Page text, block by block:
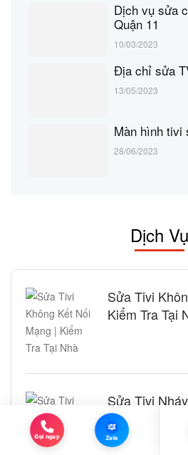
Dịch vụ sửa
Quận 11
10/03/2023
Địa chỉ sửa
13/05/2023
Màn hình tivi
28/06/2023
Dịch Vụ
Sửa Tivi
Kiểm Tra Tại
Sửa Tivi
| Kiểm Tra
Gọi ngay
Zalo
Zalo